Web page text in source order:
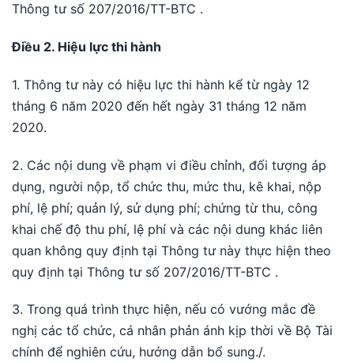
Thông tư số 207/2016/TT-BTC .
Điều 2. Hiệu lực thi hành
1. Thông tư này có hiệu lực thi hành kể từ ngày 12
tháng 6 năm 2020 đến hết ngày 31 tháng 12 năm
2020.
2. Các nội dung về phạm vi điều chỉnh, đối tượng áp
dụng, người nộp, tổ chức thu, mức thu, kê khai, nộp
phí, lệ phí; quản lý, sử dụng phí; chứng từ thu, công
khai chế độ thu phí, lệ phí và các nội dung khác liên
quan không quy định tại Thông tư này thực hiện theo
quy định tại Thông tư số 207/2016/TT-BTC .
3. Trong quá trình thực hiện, nếu có vướng mắc đề
nghị các tổ chức, cá nhân phản ánh kịp thời về Bộ Tài
chính để nghiên cứu, hướng dẫn bổ sung./.